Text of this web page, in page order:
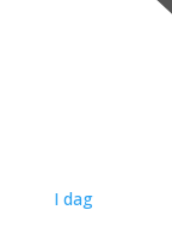
I dag